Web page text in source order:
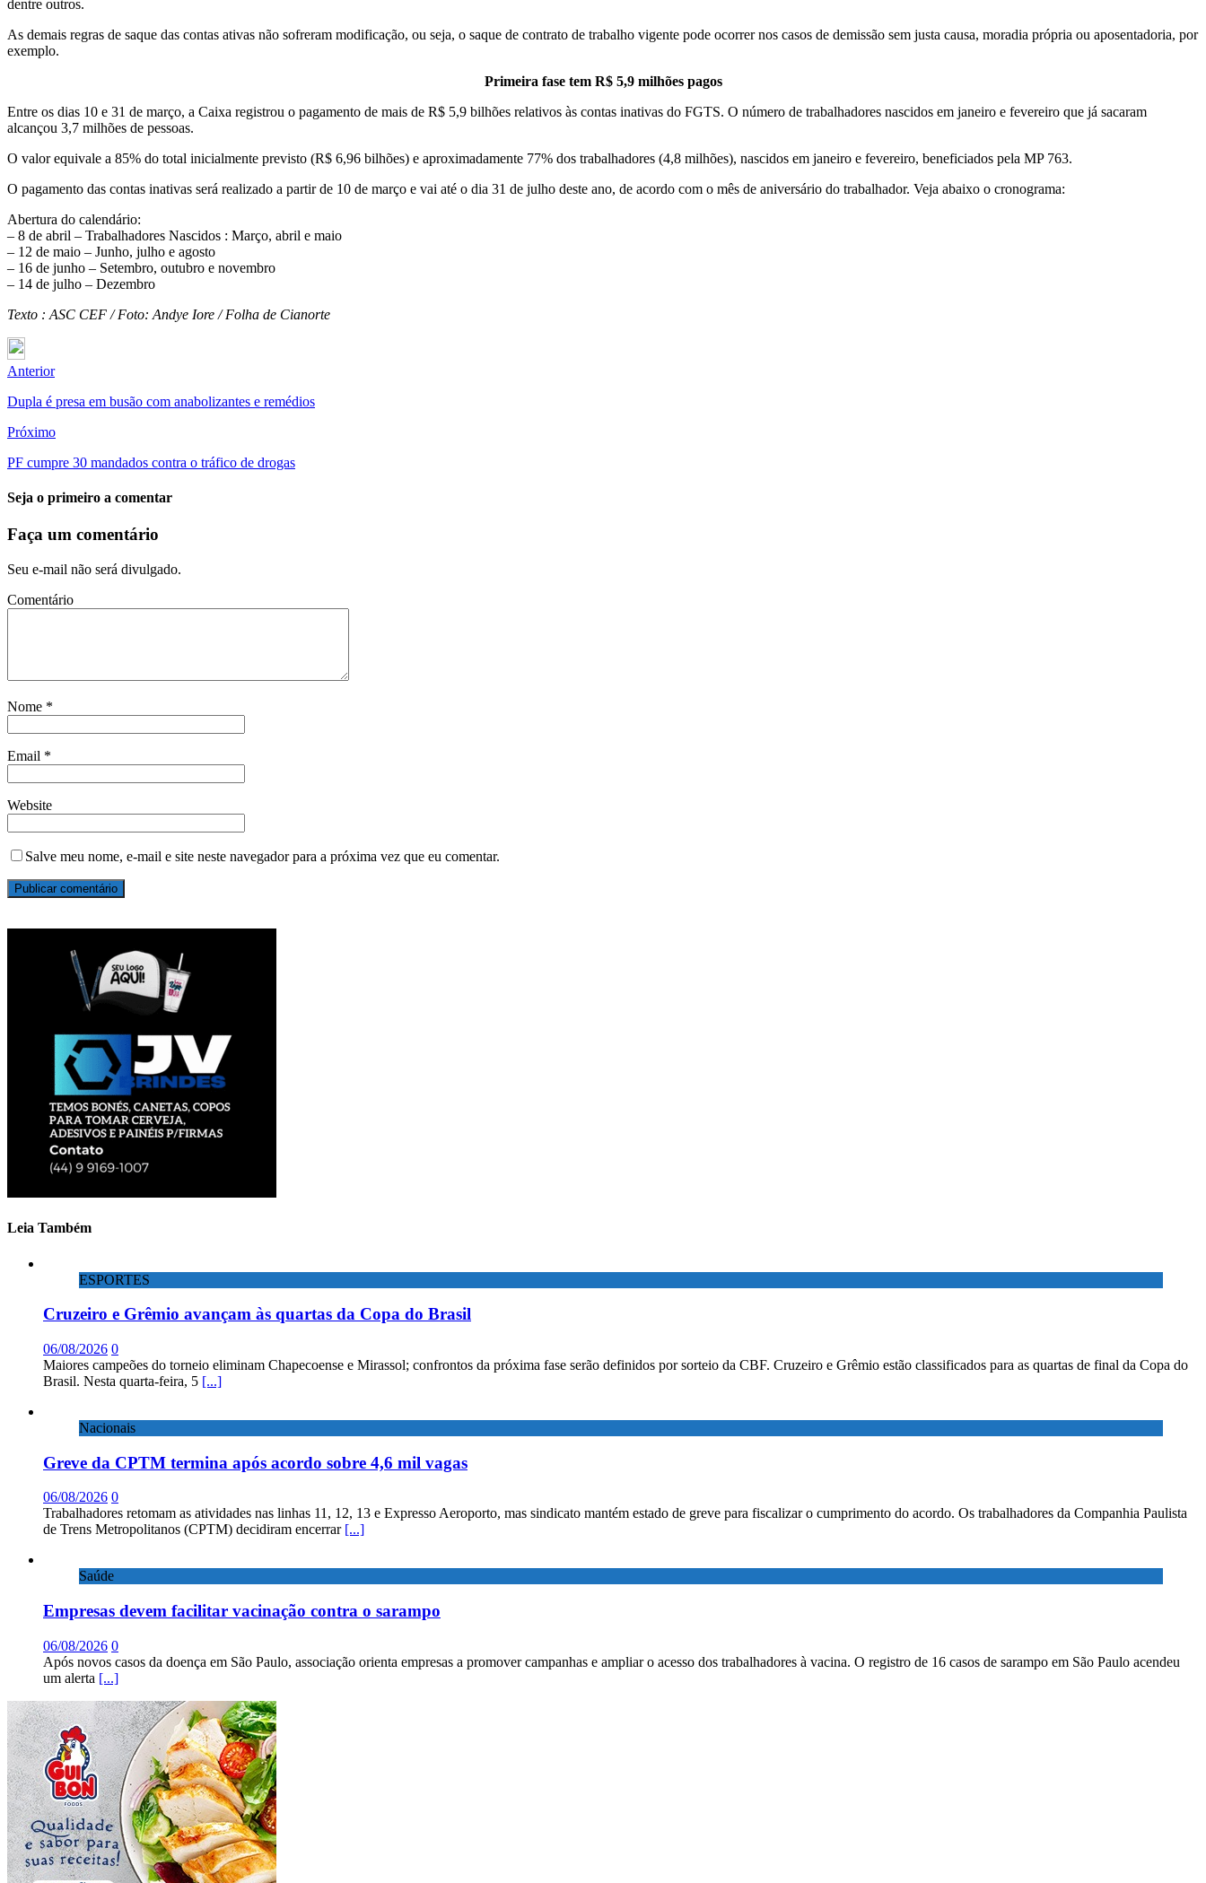
dentre outros.
As demais regras de saque das contas ativas não sofreram modificação, ou seja, o saque de contrato de trabalho vigente pode ocorrer nos casos de demissão sem justa causa, moradia própria ou aposentadoria, por
exemplo.
Primeira fase tem R$ 5,9 milhões pagos
Entre os dias 10 e 31 de março, a Caixa registrou o pagamento de mais de R$ 5,9 bilhões relativos às contas inativas do FGTS. O número de trabalhadores nascidos em janeiro e fevereiro que já sacaram
alcançou 3,7 milhões de pessoas.
O valor equivale a 85% do total inicialmente previsto (R$ 6,96 bilhões) e aproximadamente 77% dos trabalhadores (4,8 milhões), nascidos em janeiro e fevereiro, beneficiados pela MP 763.
O pagamento das contas inativas será realizado a partir de 10 de março e vai até o dia 31 de julho deste ano, de acordo com o mês de aniversário do trabalhador. Veja abaixo o cronograma:
Abertura do calendário:
– 8 de abril – Trabalhadores Nascidos : Março, abril e maio
– 12 de maio – Junho, julho e agosto
– 16 de junho – Setembro, outubro e novembro
– 14 de julho – Dezembro
Texto : ASC CEF / Foto: Andye Iore / Folha de Cianorte
Anterior
Dupla é presa em busão com anabolizantes e remédios
Próximo
PF cumpre 30 mandados contra o tráfico de drogas
Seja o primeiro a comentar
Faça um comentário
Seu e-mail não será divulgado.
Comentário
Nome *
Email *
Website
Salve meu nome, e-mail e site neste navegador para a próxima vez que eu comentar.
Leia Também
ESPORTES
Cruzeiro e Grêmio avançam às quartas da Copa do Brasil
06/08/2026 0
Maiores campeões do torneio eliminam Chapecoense e Mirassol; confrontos da próxima fase serão definidos por sorteio da CBF. Cruzeiro e Grêmio estão classificados para as quartas de final da Copa do
Brasil. Nesta quarta-feira, 5 [...]
Nacionais
Greve da CPTM termina após acordo sobre 4,6 mil vagas
06/08/2026 0
Trabalhadores retomam as atividades nas linhas 11, 12, 13 e Expresso Aeroporto, mas sindicato mantém estado de greve para fiscalizar o cumprimento do acordo. Os trabalhadores da Companhia Paulista
de Trens Metropolitanos (CPTM) decidiram encerrar [...]
Saúde
Empresas devem facilitar vacinação contra o sarampo
06/08/2026 0
Após novos casos da doença em São Paulo, associação orienta empresas a promover campanhas e ampliar o acesso dos trabalhadores à vacina. O registro de 16 casos de sarampo em São Paulo acendeu
um alerta [...]